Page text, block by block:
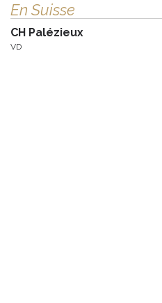
En Suisse
CH Palézieux
VD